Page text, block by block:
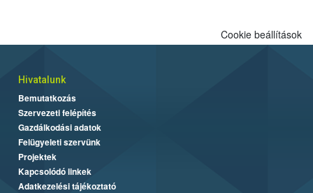
Cookie beállítások
Hivatalunk
Bemutatkozás
Szervezeti felépítés
Gazdálkodási adatok
Felügyeleti szervünk
Projektek
Kapcsolódó linkek
Adatkezelési tájékoztató